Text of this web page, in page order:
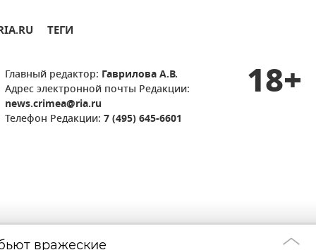
ТЕГИ
Главный редактор: Гаврилова А.В.
Адрес электронной почты Редакции:
news.crimea@ria.ru
Телефон Редакции: 7 (495) 645-6601
18+
вражеские В Крыму